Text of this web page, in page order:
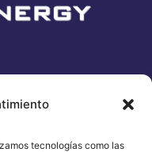
tecnologías como las
tus contratos de